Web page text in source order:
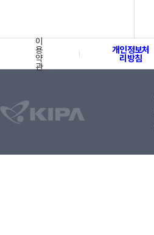
이
용
약
관
개인정보처
리방침